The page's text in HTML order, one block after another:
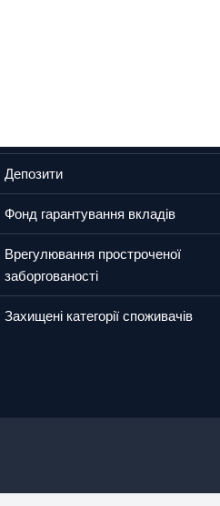
Депозити
Фонд гарантування вкладів
Врегулювання простроченої
заборгованості
Захищені категорії споживачів